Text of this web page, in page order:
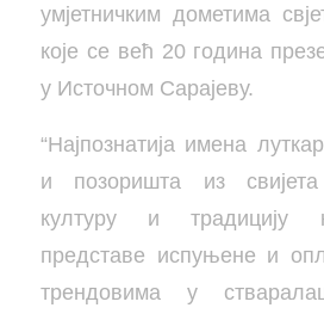
умјетничким дометима
које се већ 20 година
у Источном Сарајеву.
“Најпознатија имена
и позоришта из свијета
културу и традицију
представе испуњене и
трендовима у